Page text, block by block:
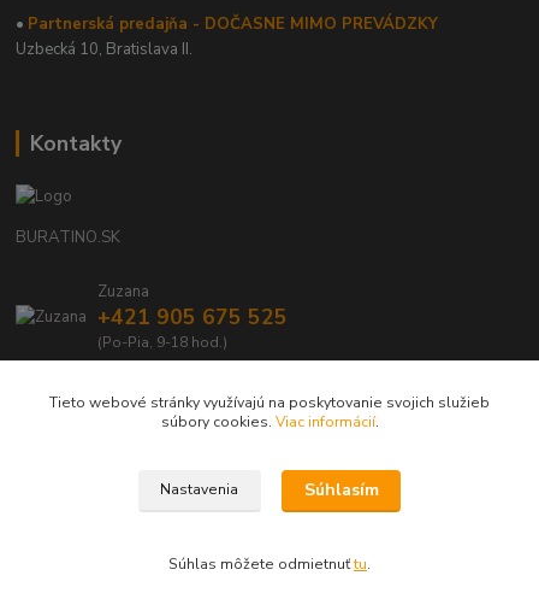
• Partnerská predajňa - DOČASNE MIMO PREVÁDZKY
Uzbecká 10, Bratislava II.
Kontakty
BURATINO.SK
Zuzana
+421 905 675 525
(Po-Pia, 9-18 hod.)
BURATINO.SK - Váš obľúbený e-shop s drevenými, eko hračkami a doplnkami
Tieto webové stránky využívajú na poskytovanie svojich služieb
súbory cookies. Viac informácií.
Nastavenia Súhlasím
Súhlas môžete odmietnuťtu.